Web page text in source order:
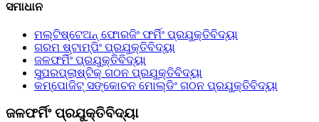
ସମାଧାନ
ମଲ୍ଟିଷ୍ଟେଅନ୍ ଫୋରଜିଂ ଫର୍ମିଂ ପ୍ରଯୁକ୍ତିବିଦ୍ୟା
ଗରମ ଷ୍ଟାମ୍ପିଂ ପ୍ରଯୁକ୍ତିବିଦ୍ୟା
ଜଳଫର୍ମିଂ ପ୍ରଯୁକ୍ତିବିଦ୍ୟା
ସୁପରପ୍ଲାଷ୍ଟିକ୍ ଗଠନ ପ୍ରଯୁକ୍ତିବିଦ୍ୟା
କମ୍ପୋଜିଟ୍ ସଙ୍କୋଚନ ମୋଲ୍ଡିଂ ଗଠନ ପ୍ରଯୁକ୍ତିବିଦ୍ୟା
ଜଳଫର୍ମିଂ ପ୍ରଯୁକ୍ତିବିଦ୍ୟା